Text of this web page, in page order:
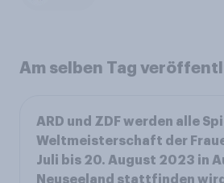
Am selben Tag
ARD und ZDF werden alle
Weltmeisterschaft der
Juli bis 20. August 2023 in
Neuseeland stattfinden